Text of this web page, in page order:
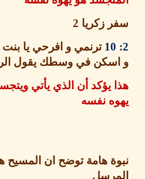
زكريا
ترنمي و افرحي يا بنت صهيون
في وسطك يقول الرب
يؤكد أن الذي يأتي ويتجسد
نفسه
هامة توضح ان المسيح هو